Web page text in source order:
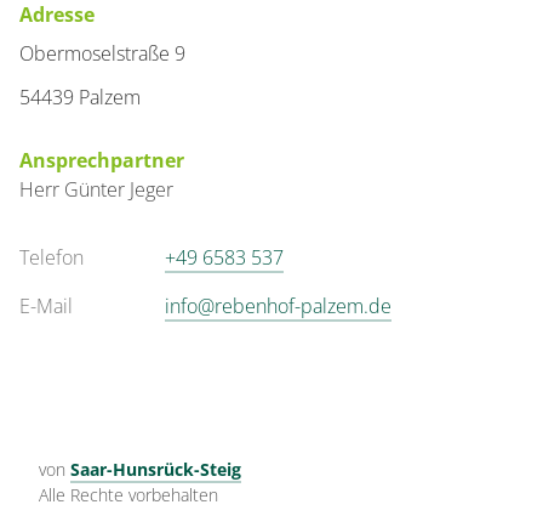
Adresse
Obermoselstraße 9
54439 Palzem
Ansprechpartner
Herr Günter Jeger
Telefon
+49 6583 537
E-Mail
info@rebenhof-palzem.de
von Saar-Hunsrück-Steig
Alle Rechte vorbehalten